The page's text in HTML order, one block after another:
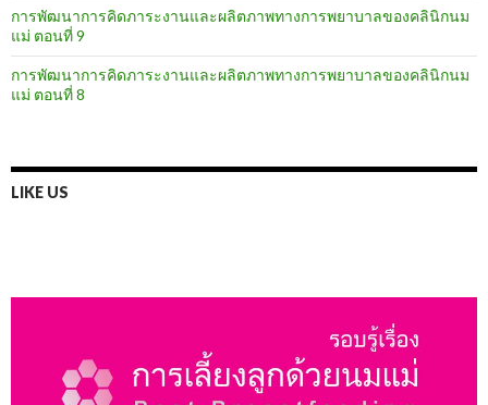
การพัฒนาการคิดภาระงานและผลิตภาพทางการพยาบาลของคลินิกนม
แม่ ตอนที่ 9
การพัฒนาการคิดภาระงานและผลิตภาพทางการพยาบาลของคลินิกนม
แม่ ตอนที่ 8
LIKE US